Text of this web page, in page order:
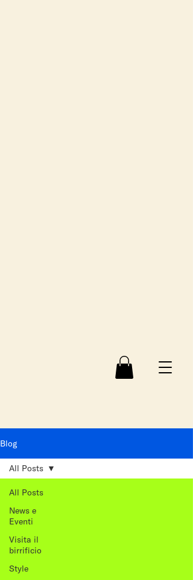
Blog
All Posts
News e
Eventi
Visita il
birrificio
Style
All Posts